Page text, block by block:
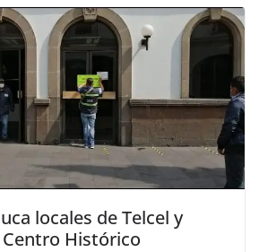
locales de Telcel y
Histórico